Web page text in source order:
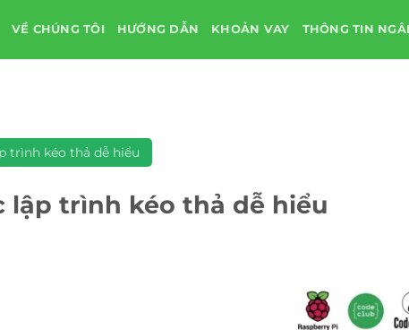
VỀ CHÚNG TÔI HƯỚNG DẪN KHOẢN VAY THÔNG TIN
trình kéo thả dễ hiểu
lập trình kéo thả dễ hiểu